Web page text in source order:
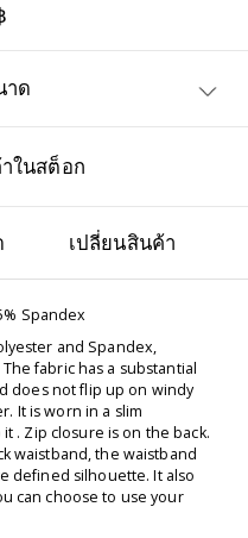
าด
ในสต็อก
เปลี่ยนสินค้า
Spandex
and Spandex,
fabric has a substantial
does not flip up on windy
It is worn in a slim
. Zip closure is on the back.
waistband, the waistband
defined silhouette. It also
can choose to use your